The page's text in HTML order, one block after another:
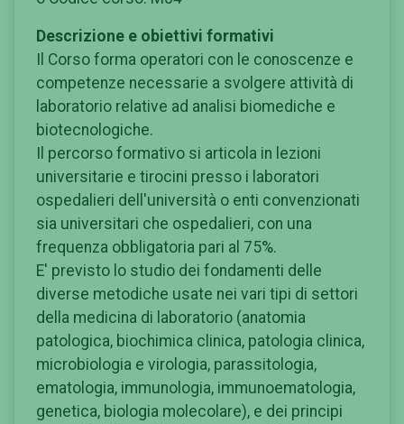
Descrizione e obiettivi formativi
Il Corso forma operatori con le conoscenze e
competenze necessarie a svolgere attività di
laboratorio relative ad analisi biomediche e
biotecnologiche.
Il percorso formativo si articola in lezioni
universitarie e tirocini presso i laboratori
ospedalieri dell'università o enti convenzionati
sia universitari che ospedalieri, con una
frequenza obbligatoria pari al 75%.
E' previsto lo studio dei fondamenti delle
diverse metodiche usate nei vari tipi di settori
della medicina di laboratorio (anatomia
patologica, biochimica clinica, patologia clinica,
microbiologia e virologia, parassitologia,
ematologia, immunologia, immunoematologia,
genetica, biologia molecolare), e dei principi